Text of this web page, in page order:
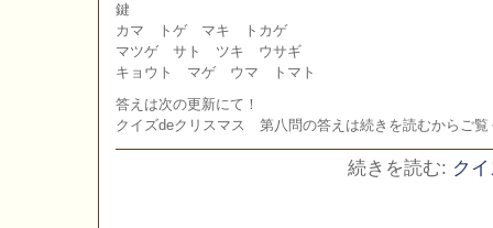
鍵
カマ トゲ マキ トカゲ
マツゲ サト ツキ ウサギ
キョウト マゲ ウマ トマト
答えは次の更新にて！
クイズdeクリスマス 第八問の答えは続きを読むからご覧
続きを読む: ク